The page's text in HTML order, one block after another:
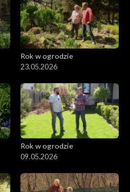
Rok w ogrodzie
23.05.2026
Rok w ogrodzie
09.05.2026